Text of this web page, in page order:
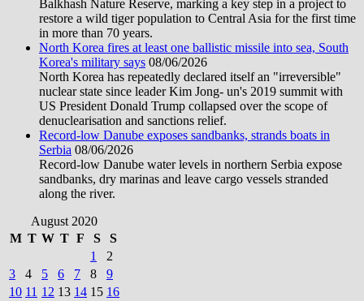
Balkhash Nature Reserve, marking a key step in a project to
restore a wild tiger population to Central Asia for the first time
in more than 70 years.
North Korea fires at least one ballistic missile into sea, South
Korea's military says 08/06/2026
North Korea has repeatedly declared itself an "irreversible"
nuclear state since leader Kim Jong- un's 2019 summit with
US President Donald Trump collapsed over the scope of
denuclearisation and sanctions relief.
Record-low Danube exposes sandbanks, strands boats in
Serbia 08/06/2026
Record-low Danube water levels in northern Serbia expose
sandbanks, dry marinas and leave cargo vessels stranded
along the river.
August 2020
M T W T F S
S
1
2
3
4 5 6 7 8
9
10 11 12 13 14 15 16